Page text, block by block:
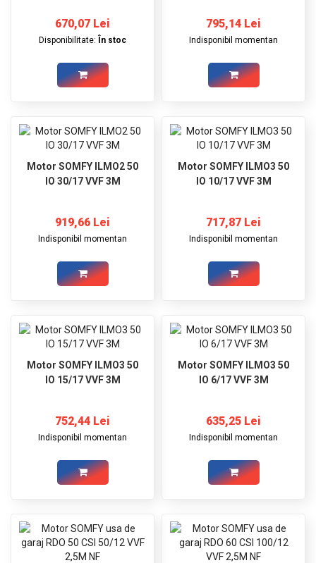
670,07 Lei
Disponibilitate: În stoc
795,14 Lei
Indisponibil momentan
Motor SOMFY ILMO2 50
IO 30/17 VVF 3M
919,66 Lei
Indisponibil momentan
Motor SOMFY ILMO3 50
IO 10/17 VVF 3M
717,87 Lei
Indisponibil momentan
Motor SOMFY ILMO3 50
IO 15/17 VVF 3M
752,44 Lei
Indisponibil momentan
Motor SOMFY ILMO3 50
IO 6/17 VVF 3M
635,25 Lei
Indisponibil momentan